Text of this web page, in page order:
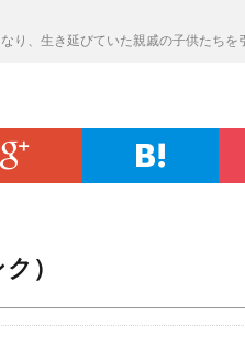
り、生き延びていた親戚の子供たち
）